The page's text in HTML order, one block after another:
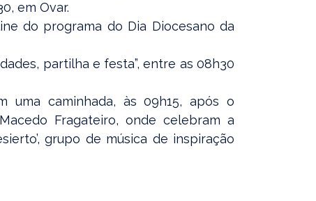
em Ovar.
do programa do Dia Diocesano da
partilha e festa”, entre as 08h30
uma caminhada, às 09h15, após o
Fragateiro, onde celebram a
grupo de música de inspiração